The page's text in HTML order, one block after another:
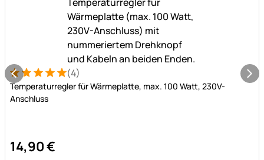
Bewertung: 5 von 5 (4 Bewertungen)
4 Bewertungen
(4)
Temperaturregler für Wärmeplatte, max. 100 Watt, 230V-
Anschluss
14,90€